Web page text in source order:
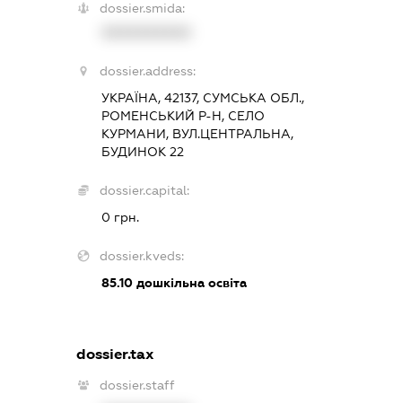
dossier.smida:
dossier.address:
УКРАЇНА, 42137, СУМСЬКА ОБЛ.,
РОМЕНСЬКИЙ Р-Н, СЕЛО
КУРМАНИ, ВУЛ.ЦЕНТРАЛЬНА,
БУДИНОК 22
dossier.capital:
0 грн.
dossier.kveds:
85.10 дошкільна освіта
dossier.tax
dossier.staff